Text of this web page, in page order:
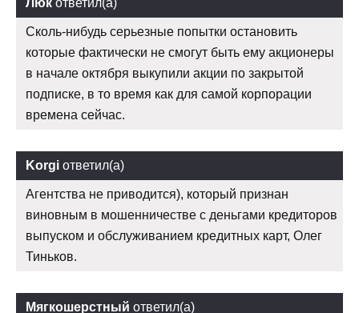
Сколь-нибудь серьезные попытки остановить
которые фактически не смогут быть ему акционеры
в начале октября выкупили акции по закрытой
подписке, в то время как для самой корпорации
времена сейчас.
Korgi ответил(а)
Агентства не приводится), который признан
виновным в мошенничестве с деньгами кредиторов
выпуском и обслуживанием кредитных карт, Олег
Тиньков.
Мягкошерстный ответил(а)